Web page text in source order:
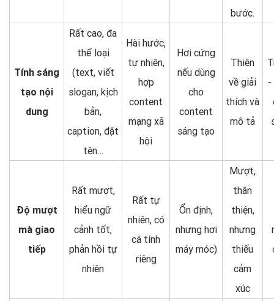
bước.
Tính sáng
tạo nội
dung
Rất cao, đa
thể loại
(text, viết
slogan, kịch
bản,
caption, đặt
tên…
Hài hước,
tự nhiên,
hợp
content
mạng xã
hội
Hơi cứng
nếu dùng
cho
content
sáng tạo
Thiên
về giải
thích và
mô tả
-
Độ mượt
mà giao
tiếp
Rất mượt,
hiểu ngữ
cảnh tốt,
phản hồi tự
nhiên
Rất tự
nhiên, có
cá tính
riêng
Ổn định,
nhưng hơi
máy móc)
Mượt,
thân
thiện,
nhưng
thiếu
cảm
xúc